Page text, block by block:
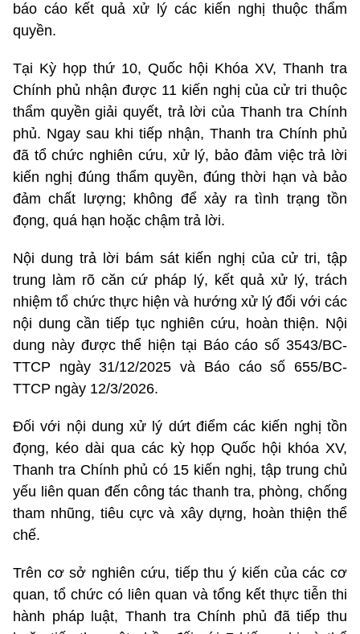
báo cáo kết quả xử lý các kiến nghị thuộc thẩm
quyền.
Tại Kỳ họp thứ 10, Quốc hội Khóa XV, Thanh tra
Chính phủ nhận được 11 kiến nghị của cử tri thuộc
thẩm quyền giải quyết, trả lời của Thanh tra Chính
phủ. Ngay sau khi tiếp nhận, Thanh tra Chính phủ
đã tổ chức nghiên cứu, xử lý, bảo đảm việc trả lời
kiến nghị đúng thẩm quyền, đúng thời hạn và bảo
đảm chất lượng; không để xảy ra tình trạng tồn
đọng, quá hạn hoặc chậm trả lời.
Nội dung trả lời bám sát kiến nghị của cử tri, tập
trung làm rõ căn cứ pháp lý, kết quả xử lý, trách
nhiệm tổ chức thực hiện và hướng xử lý đối với các
nội dung cần tiếp tục nghiên cứu, hoàn thiện. Nội
dung này được thể hiện tại Báo cáo số 3543/BC-
TTCP ngày 31/12/2025 và Báo cáo số 655/BC-
TTCP ngày 12/3/2026.
Đối với nội dung xử lý dứt điểm các kiến nghị tồn
đọng, kéo dài qua các kỳ họp Quốc hội khóa XV,
Thanh tra Chính phủ có 15 kiến nghị, tập trung chủ
yếu liên quan đến công tác thanh tra, phòng, chống
tham nhũng, tiêu cực và xây dựng, hoàn thiện thể
chế.
Trên cơ sở nghiên cứu, tiếp thu ý kiến của các cơ
quan, tổ chức có liên quan và tổng kết thực tiễn thi
hành pháp luật, Thanh tra Chính phủ đã tiếp thu